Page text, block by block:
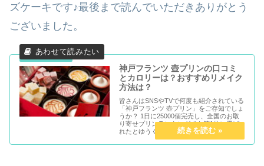
ズケーキです♪最後まで読んでいただきありがとう
ございました。
神戸フランツ 壺プリンの口コミ
とカロリーは？おすすめリメイク
方法は？
皆さんはSNSやTVで何度も紹介されている
「神戸フランツ 壺プリン」をご存知でしょ
うか？ 1日に25000個完売し、全国のお取
り寄せプリンランキングでも第1位に選ば
れたとゆうくらいの 超人気のプリン♪味が
いいのはもちろん、見た目も可愛くおしゃ
れで、ギフトに喜ばれること間違いありま